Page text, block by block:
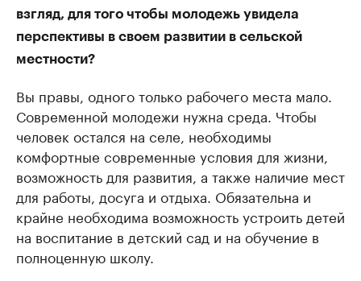
взгляд, для того чтобы молодежь увидела
перспективы в своем развитии в сельской
местности?
Вы правы, одного только рабочего места мало.
Современной молодежи нужна среда. Чтобы
человек остался на селе, необходимы
комфортные современные условия для жизни,
возможность для развития, а также наличие мест
для работы, досуга и отдыха. Обязательна и
крайне необходима возможность устроить детей
на воспитание в детский сад и на обучение в
полноценную школу.